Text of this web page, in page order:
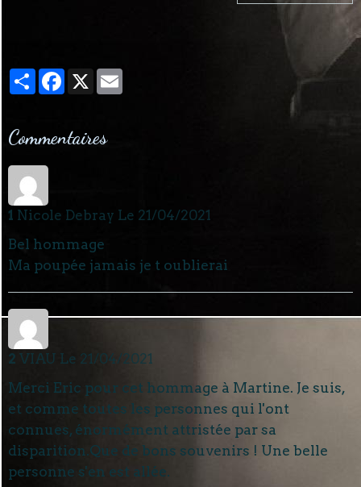
PartagerFacebook
X
Commentaires
1 Nicole Debray Le 21/04/2021
Bel hommage
Ma poupée jamais je t oublierai
2 VIAU Le 21/04/2021
Merci Eric pour cet hommage à Martine. Je suis,
et comme toutes les personnes qui l'ont
connues, énormément attristée par sa
disparition.Que de bons souvenirs ! Une belle
personne s'en est allée.